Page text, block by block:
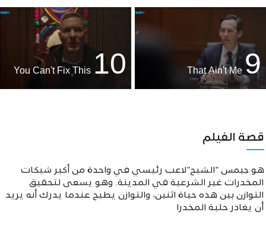
9
10
قصة الفيلم
هو جيمس "الشبح"لاعب رئيسي في واحدة من أكبر شبكات
المخدرات غير الشرعية في المدينة. وهو يسعى لتحقيق
التوازن بين هذه حياة اثنين، والتوازن يطيح عندما يدرك أنه يريد
أن يغادر حلبة المخدرا